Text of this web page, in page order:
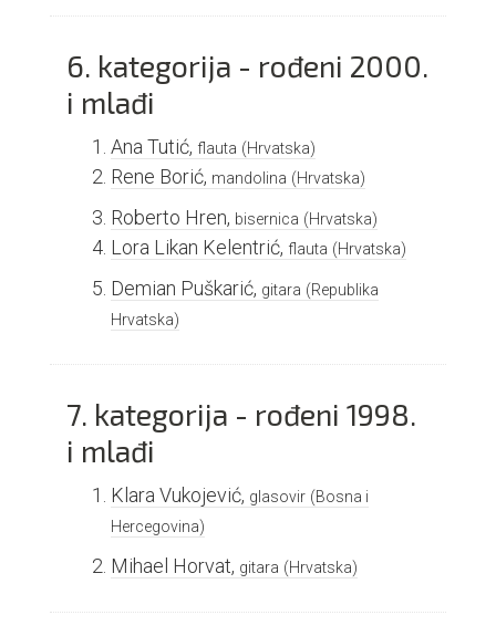
6. kategorija - rođeni 2000.
i mlađi
Ana Tutić, flauta (Hrvatska)
Rene Borić, mandolina (Hrvatska)
Roberto Hren, bisernica (Hrvatska)
Lora Likan Kelentrić, flauta (Hrvatska)
Demian Puškarić, gitara (Republika
Hrvatska)
7. kategorija - rođeni 1998.
i mlađi
Klara Vukojević, glasovir (Bosna i
Hercegovina)
Mihael Horvat, gitara (Hrvatska)